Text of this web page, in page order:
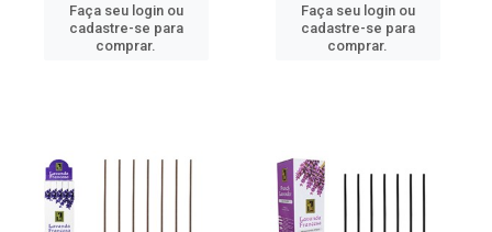
Faça seu login ou
cadastre-se para
comprar.
Faça seu login ou
cadastre-se para
comprar.